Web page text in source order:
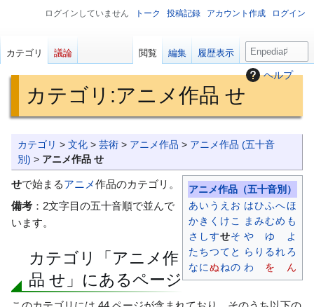
ヘルプ
カテゴリ :アニメ作品 せ
ナ
ビ
ー
シ
ョ
動
検
索
移
動
カテゴリ >文化 >芸術 > アニメ作品 > アニメ作品 (五十音
別) > アニメ作品 せ
アニメ作品 （五十音別）
あい う え お はひふへほ
か き く け こ ま みむめ も
さ しすせそ や ゆ
よ
たちつて と ら り るれろ
なにぬねの わ を ん
せで始まるアニメ作品のカテゴリ。
備考 ：2文字目の五十音順で並んで
います。
カテゴリ「アニメ作
品 せ」にあるページ
ログインしていません トーク 投稿記録 アカウント作成 ログイン
カテゴリ 議論 閲覧 編集 履歴表示
検
索